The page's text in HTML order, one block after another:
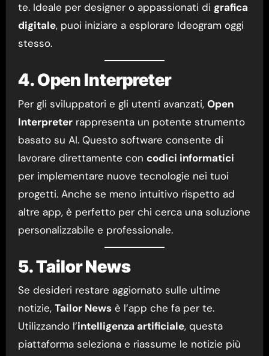
te. Ideale per designer o appassionati di grafica
digitale, puoi iniziare a esplorare Ideogram oggi
stesso.
4. Open Interpreter
Per gli sviluppatori e gli utenti avanzati, Open
Interpreterrappresenta un potente strumento
basato su AI. Questo software consente di
lavorare direttamente con codici informatici
per implementare nuove tecnologie nei tuoi
progetti. Anche se meno intuitivo rispetto ad
altre app, è perfetto per chi cerca una soluzione
personalizzabile e professionale.
5. Tailor News
Se desideri restare aggiornato sulle ultime
notizie, Tailor Newsè l’app che fa per te.
Utilizzando l’intelligenza artificiale, questa
piattaforma seleziona e riassume le notizie più